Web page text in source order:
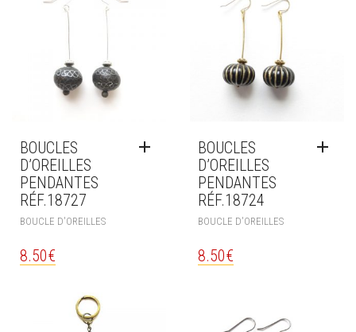
BOUCLES
D’OREILLES
PENDANTES
RÉF.18727
BOUCLE D'OREILLES
8.50€
BOUCLES
D’OREILLES
PENDANTES
RÉF.18724
BOUCLE D'OREILLES
8.50€